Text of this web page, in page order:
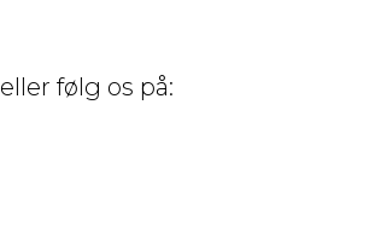
eller følg os på: